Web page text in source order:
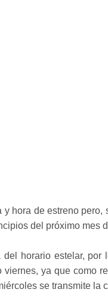
hora de estreno pero,
del próximo mes
del horario estelar,
ya que como
se transmite la